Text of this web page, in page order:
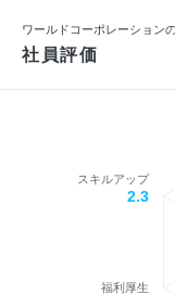
ワールドコーポレーション
社員評価
福利厚生
スキルアップ
2.3